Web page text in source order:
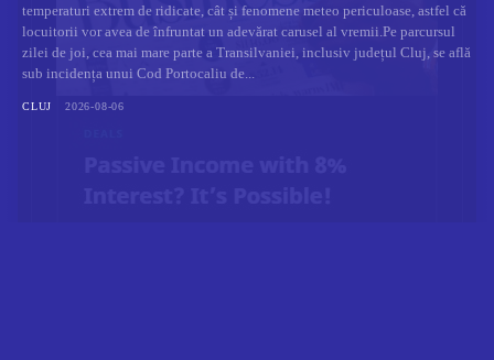
temperaturi extrem de ridicate, cât și fenomene meteo periculoase, astfel că
locuitorii vor avea de înfruntat un adevărat carusel al vremii.Pe parcursul
zilei de joi, cea mai mare parte a Transilvaniei, inclusiv județul Cluj, se află
sub incidența unui Cod Portocaliu de...
CLUJ 2026-08-06